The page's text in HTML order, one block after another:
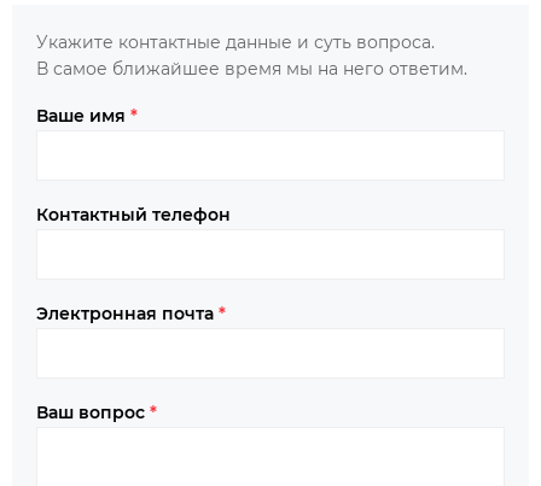
Укажите контактные данные и суть вопроса.
В самое ближайшее время мы на него ответим.
Ваше имя *
Контактный телефон
Электронная почта *
Ваш вопрос *